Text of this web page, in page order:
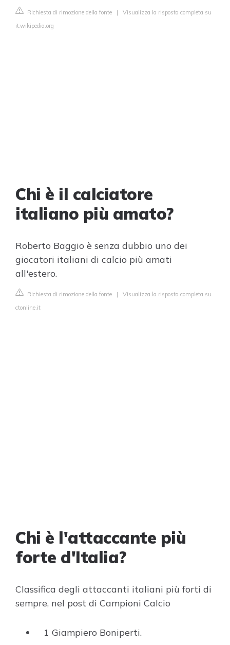
Richiesta di rimozione della fonte | Visualizza la risposta completa su
it.wikipedia.org
Chi è il calciatore
italiano più amato?
Roberto Baggio è senza dubbio uno dei
giocatori italiani di calcio più amati
all'estero.
Richiesta di rimozione della fonte | Visualizza la risposta completa su
ctonline.it
Chi è l'attaccante più
forte d'Italia?
Classifica degli attaccanti italiani più forti di
sempre, nel post di Campioni Calcio
1 Giampiero Boniperti.